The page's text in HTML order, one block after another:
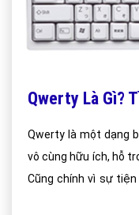
Qwerty Là Gì?
Qwerty là một dạng
vô cùng hữu ích, hỗ
Cũng chính vì sự tiện